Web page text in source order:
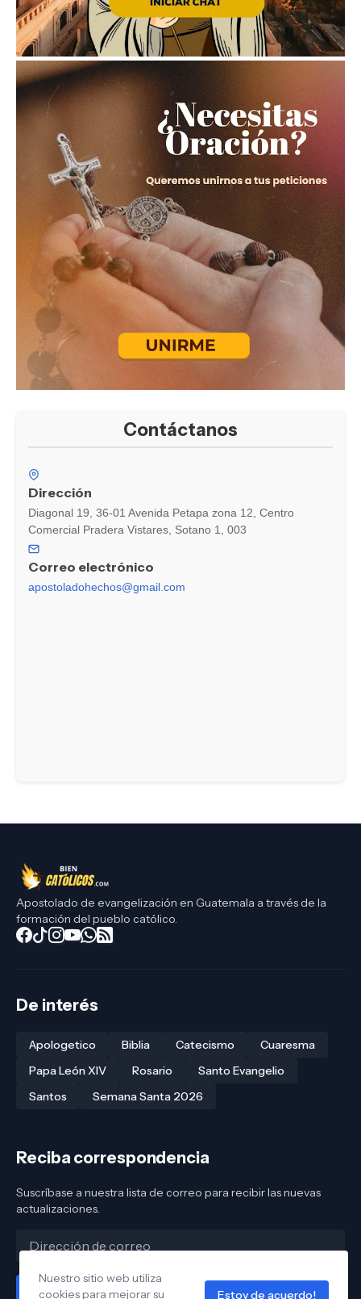
Contáctanos
Dirección
Diagonal 19, 36-01 Avenida Petapa zona 12, Centro
Comercial Pradera Vistares, Sotano 1, 003
Correo electrónico
apostoladohechos@gmail.com
Apostolado de evangelización en Guatemala a través de la
formación del pueblo católico.
De interés
Apologetico Biblia Catecismo
Cuaresma
Papa León XIV
Rosario
Santo Evangelio
Santos
Semana Santa 2026
Reciba correspondencia
Suscríbase a nuestra lista de correo para recibir las nuevas
actualizaciones.
Nuestro sitio web utiliza
cookies para mejorar su
Estoy de acuerdo!